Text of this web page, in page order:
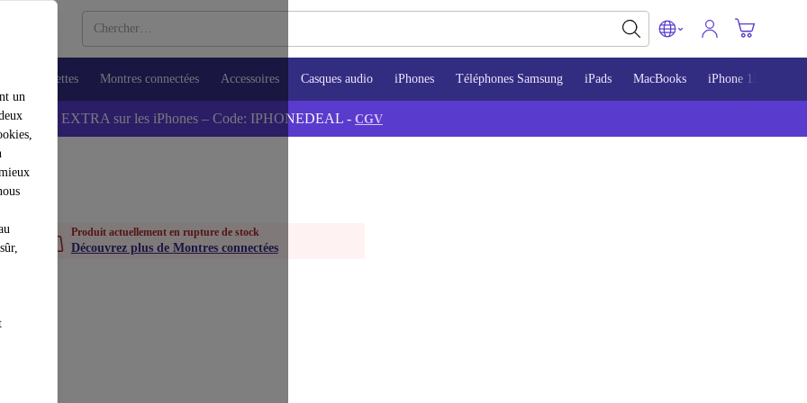
un
Tablettes Montres connectées Accessoires Casques audio iPhones Téléphones Samsung iPads MacBooks iPhone 13
💰-5% EXTRA sur les iPhones – Code: IPHONEDEAL - CGV
Produit actuellement en rupture de stock
Découvrez plus de Montres connectées